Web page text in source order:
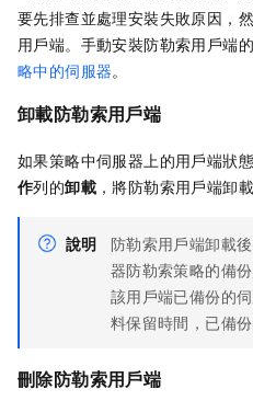
要先排查並處理安裝失敗原因，
用戶端。手動安裝防勒索用戶端
略中的伺服器。
卸載防勒索用戶端
如果策略中伺服器上的用戶端狀
作列的卸載 ，將防勒索用戶端卸
說明 防勒索用戶端卸載
器防勒索策略的備
該用戶端已備份的
料保留時間，已備
刪除防勒索用戶端